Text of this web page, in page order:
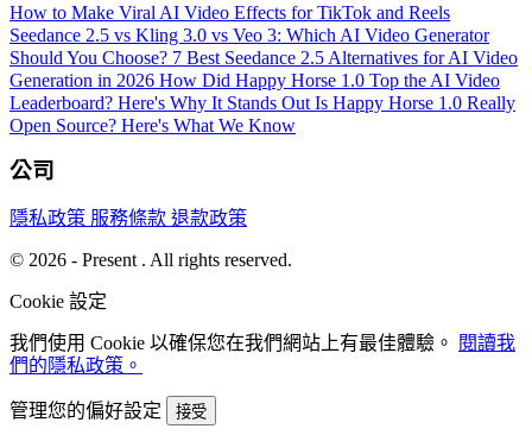
How to Make Viral AI Video Effects for TikTok and Reels
Seedance 2.5 vs Kling 3.0 vs Veo 3: Which AI Video Generator
Should You Choose? 7 Best Seedance 2.5 Alternatives for AI Video
Generation in 2026 How Did Happy Horse 1.0 Top the AI Video
Leaderboard? Here's Why It Stands Out Is Happy Horse 1.0 Really
Open Source? Here's What We Know
公司
隱私政策 服務條款 退款政策
© 2026 - Present . All rights reserved.
Cookie 設定
我們使用 Cookie 以確保您在我們網站上有最佳體驗。
閱讀我
們的隱私政策。
管理您的偏好設定 接受